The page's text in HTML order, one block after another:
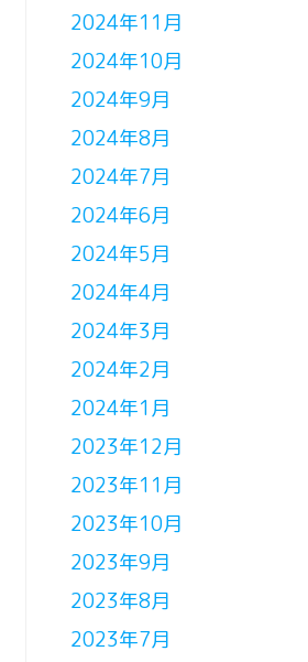
2024年11月
2024年10月
2024年9月
2024年8月
2024年7月
2024年6月
2024年5月
2024年4月
2024年3月
2024年2月
2024年1月
2023年12月
2023年11月
2023年10月
2023年9月
2023年8月
2023年7月